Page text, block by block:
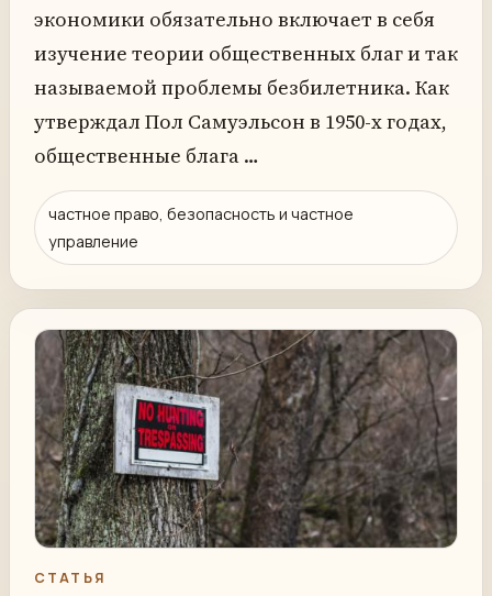
экономики обязательно включает в себя
изучение теории общественных благ и так
называемой проблемы безбилетника. Как
утверждал Пол Самуэльсон в 1950-х годах,
общественные блага …
частное право, безопасность и частное
управление
СТАТЬЯ